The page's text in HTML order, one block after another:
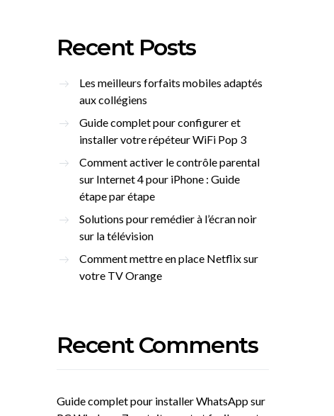
Recent Posts
Les meilleurs forfaits mobiles adaptés
aux collégiens
Guide complet pour configurer et
installer votre répéteur WiFi Pop 3
Comment activer le contrôle parental
sur Internet 4 pour iPhone : Guide
étape par étape
Solutions pour remédier à l’écran noir
sur la télévision
Comment mettre en place Netflix sur
votre TV Orange
Recent Comments
Guide complet pour installer WhatsApp sur